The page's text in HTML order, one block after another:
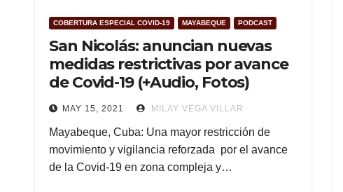
COBERTURA ESPECIAL COVID-19 MAYABEQUE PODCAST
San Nicolás: anuncian nuevas
medidas restrictivas por avance
de Covid-19 (+Audio, Fotos)
MAY 15, 2021 MILAY VEGA VILLAR
Mayabeque, Cuba: Una mayor restricción de
movimiento y vigilancia reforzada por el avance
de la Covid-19 en zona compleja y…